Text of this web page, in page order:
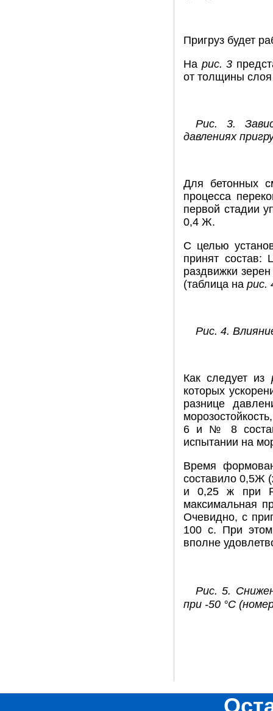
Пригруз будет
На рис. 3
от толщины слоя
Рис. 3.
давлениях
Для бетонных
процесса
первой стадии
0,4 Ж.
С целью
принят
раздвижки
(таблица на рис.
Рис. 4.
Как следует из
которых
разнице
6 и № 8
испытании на
Время
составило 0,5Ж
и 0,25 ж при
максимальная
Очевидно, с
100 с. При этом
вполне
Рис. 5.
при -50 °С